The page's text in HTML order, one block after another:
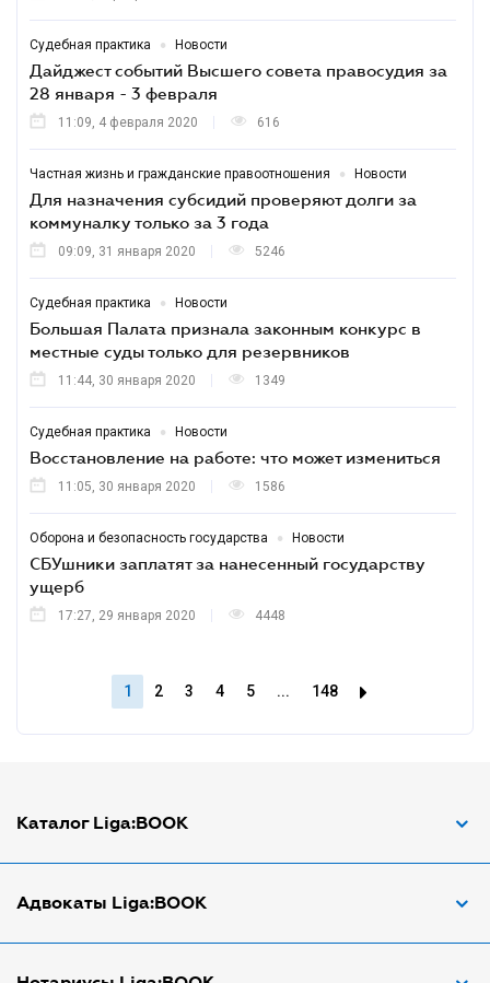
Судебная практика • Новости
Дайджест событий Высшего совета правосудия за
28 января - 3 февраля
11:09, 4 февраля 2020 616
Частная жизнь и гражданские правоотношения • Новости
Для назначения субсидий проверяют долги за
коммуналку только за 3 года
09:09, 31 января 2020 5246
Судебная практика • Новости
Большая Палата признала законным конкурс в
местные суды только для резервников
11:44, 30 января 2020 1349
Судебная практика • Новости
Восстановление на работе: что может измениться
11:05, 30 января 2020 1586
Оборона и безопасность государства • Новости
СБУшники заплатят за нанесенный государству
ущерб
17:27, 29 января 2020 4448
1 2 3 4 5 ... 148
Каталог Liga:BOOK
Адвокат по трудовым спорам
Адвокаты Liga:BOOK